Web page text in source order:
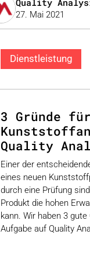
27. Mai 2021
Dienstleistung
3 Gründe
Quality
Einer der
eines neuen
durch eine Prüfung
Produkt die hohen
kann. Wir haben 3
Aufgabe auf Quality